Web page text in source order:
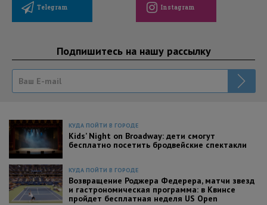
Telegram Instagram
Подпишитесь на нашу рассылку
КУДА ПОЙТИ В ГОРОДЕ
Kids’ Night on Broadway: дети смогут
бесплатно посетить бродвейские спектакли
КУДА ПОЙТИ В ГОРОДЕ
Возвращение Роджера Федерера, матчи звезд
и гастрономическая программа: в Квинсе
пройдет бесплатная неделя US Open